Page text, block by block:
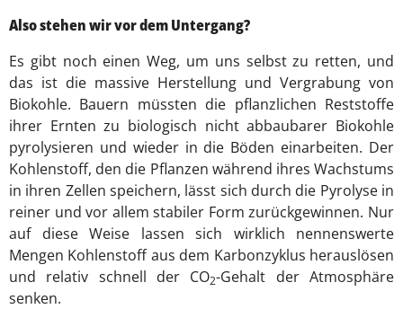
Also stehen wir vor dem Untergang?
Es gibt noch einen Weg, um uns selbst zu retten, und
das ist die massive Herstellung und Vergrabung von
Biokohle. Bauern müssten die pflanzlichen Reststoffe
ihrer Ernten zu biologisch nicht abbaubarer Biokohle
pyrolysieren und wieder in die Böden einarbeiten. Der
Kohlenstoff, den die Pflanzen während ihres Wachstums
in ihren Zellen speichern, lässt sich durch die Pyrolyse in
reiner und vor allem stabiler Form zurückgewinnen. Nur
auf diese Weise lassen sich wirklich nennenswerte
Mengen Kohlenstoff aus dem Karbonzyklus herauslösen
und relativ schnell der CO2-Gehalt der Atmosphäre
senken.